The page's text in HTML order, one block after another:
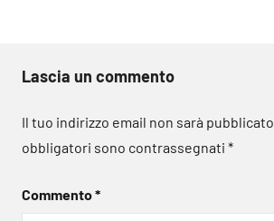
Lascia un commento
Il tuo indirizzo email non sarà pubblicato.
obbligatori sono contrassegnati *
Commento*